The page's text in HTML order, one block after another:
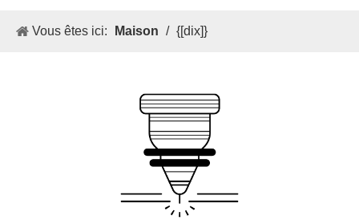
Vous êtes ici: Maison / {[dix]}